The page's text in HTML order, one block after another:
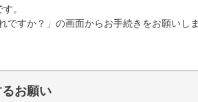
。
すか？」の画面からお手続きをお願いしま
お願い